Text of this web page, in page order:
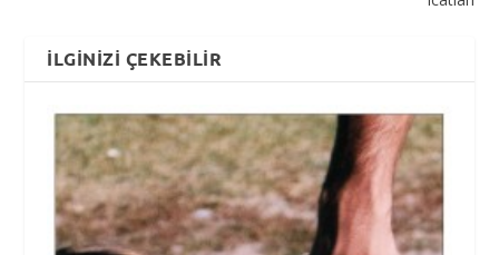
İLGINIZI ÇEKEBILIR